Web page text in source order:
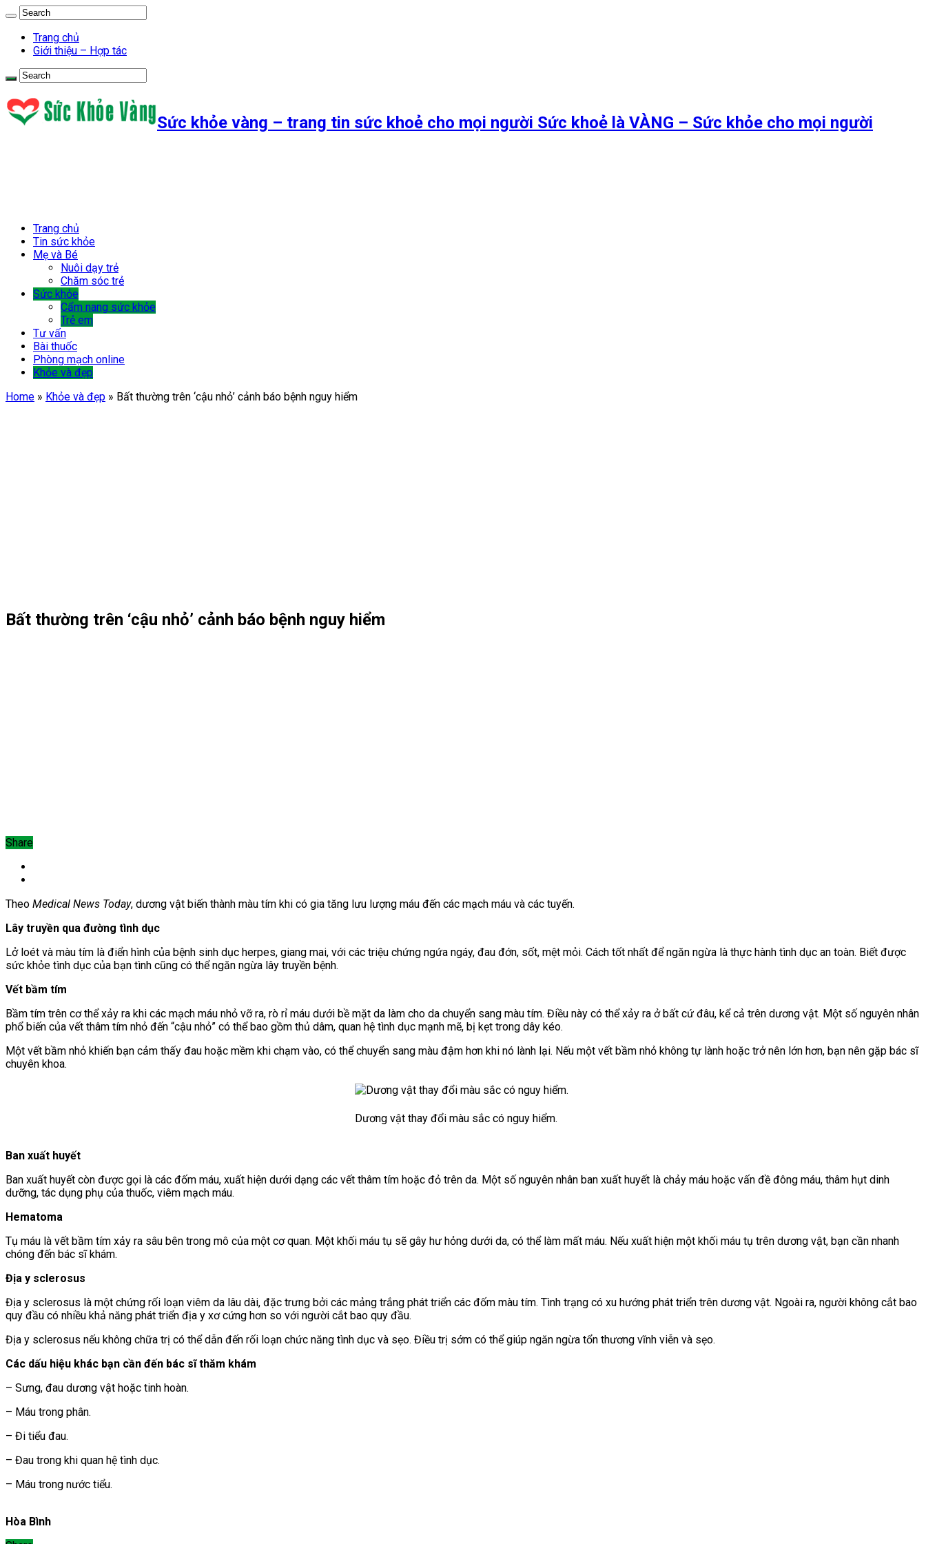
Trang chủ
Giới thiệu – Hợp tác
Sức khỏe vàng – trang tin sức khoẻ cho mọi người Sức khoẻ là VÀNG – Sức khỏe cho mọi người
Trang chủ
Tin sức khỏe
Mẹ và Bé
Nuôi dạy trẻ
Chăm sóc trẻ
Sức khỏe
Cẩm nang sức khỏe
Trẻ em
Tư vấn
Bài thuốc
Phòng mạch online
Khỏe và đẹp
Home » Khỏe và đẹp » Bất thường trên ‘cậu nhỏ’ cảnh báo bệnh nguy hiểm
Bất thường trên ‘cậu nhỏ’ cảnh báo bệnh nguy hiểm
Share
Theo Medical News Today, dương vật biến thành màu tím khi có gia tăng lưu lượng máu đến các mạch máu và các tuyến.
Lây truyền qua đường tình dục
Lở loét và màu tím là điển hình của bệnh sinh dục herpes, giang mai, với các triệu chứng ngứa ngáy, đau đớn, sốt, mệt mỏi. Cách tốt nhất để ngăn ngừa là thực hành tình dục an toàn. Biết được
sức khỏe tình dục của bạn tình cũng có thể ngăn ngừa lây truyền bệnh.
Vết bầm tím
Bầm tím trên cơ thể xảy ra khi các mạch máu nhỏ vỡ ra, rò rỉ máu dưới bề mặt da làm cho da chuyển sang màu tím. Điều này có thể xảy ra ở bất cứ đâu, kể cả trên dương vật. Một số nguyên nhân
phổ biến của vết thâm tím nhỏ đến “cậu nhỏ” có thể bao gồm thủ dâm, quan hệ tình dục mạnh mẽ, bị kẹt trong dây kéo.
Một vết bầm nhỏ khiến bạn cảm thấy đau hoặc mềm khi chạm vào, có thể chuyển sang màu đậm hơn khi nó lành lại. Nếu một vết bầm nhỏ không tự lành hoặc trở nên lớn hơn, bạn nên gặp bác sĩ
chuyên khoa.
Dương vật thay đổi màu sắc có nguy hiểm.
Ban xuất huyết
Ban xuất huyết còn được gọi là các đốm máu, xuất hiện dưới dạng các vết thâm tím hoặc đỏ trên da. Một số nguyên nhân ban xuất huyết là chảy máu hoặc vấn đề đông máu, thâm hụt dinh
dưỡng, tác dụng phụ của thuốc, viêm mạch máu.
Hematoma
Tụ máu là vết bầm tím xảy ra sâu bên trong mô của một cơ quan. Một khối máu tụ sẽ gây hư hỏng dưới da, có thể làm mất máu. Nếu xuất hiện một khối máu tụ trên dương vật, bạn cần nhanh
chóng đến bác sĩ khám.
Địa y sclerosus
Địa y sclerosus là một chứng rối loạn viêm da lâu dài, đặc trưng bởi các mảng trắng phát triển các đốm màu tím. Tình trạng có xu hướng phát triển trên dương vật. Ngoài ra, người không cắt bao
quy đầu có nhiều khả năng phát triển địa y xơ cứng hơn so với người cắt bao quy đầu.
Địa y sclerosus nếu không chữa trị có thể dẫn đến rối loạn chức năng tình dục và sẹo. Điều trị sớm có thể giúp ngăn ngừa tổn thương vĩnh viễn và sẹo.
Các dấu hiệu khác bạn cần đến bác sĩ thăm khám
– Sưng, đau dương vật hoặc tinh hoàn.
– Máu trong phân.
– Đi tiểu đau.
– Đau trong khi quan hệ tình dục.
– Máu trong nước tiểu.
Hòa Bình